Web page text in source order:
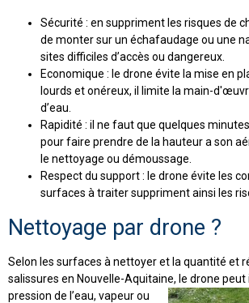
Sécurité : en suppriment les risques de
de monter sur un échafaudage ou une
sites difficiles d’accès ou dangereux.
Economique : le drone évite la mise en
lourds et onéreux, il limite la main-
d’eau.
Rapidité : il ne faut que quelques
pour faire prendre de la hauteur a son
le nettoyage ou démoussage.
Respect du support : le drone évite les
surfaces à traiter suppriment ainsi les
Nettoyage par drone ?
Selon les surfaces à nettoyer et la quantité et
salissures en Nouvelle-Aquitaine, le drone
pression de l’eau, vapeur ou